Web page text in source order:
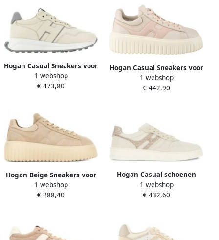
Hogan Casual Sneakers voor
nen en
1 webshop
€ 473,80
Hogan Casual Sneakers voor
nen en
1 webshop
€ 442,90
Hogan Beige Sneakers voor
Vrouwen
1 webshop
€ 288,40
Hogan Casual schoenen
voor mannen en vrouwen
Beige Dames
1 webshop
€ 432,60